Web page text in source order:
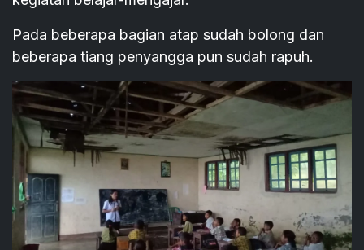
Pada beberapa bagian atap sudah bolong dan
beberapa tiang penyangga pun sudah rapuh.